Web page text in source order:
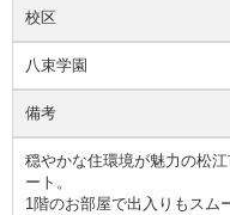
校区
八束学園
備考
穏やかな住環境が魅力の松
ート。
1階のお部屋で出入りもスム